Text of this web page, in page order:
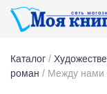
Каталог /
роман / Между нами